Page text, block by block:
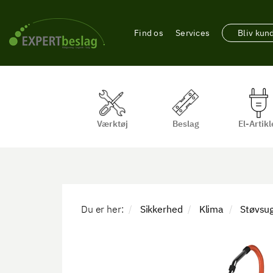
Værktøj Beslag El-
Find os Services Bliv
Du er her: Sikkerhed Klima